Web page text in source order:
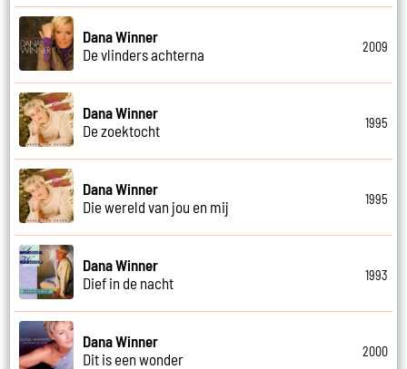
Dana Winner
De vlinders achterna
2009
Dana Winner
De zoektocht
1995
Dana Winner
Die wereld van jou en mij
1995
Dana Winner
Dief in de nacht
1993
Dana Winner
Dit is een wonder
2000